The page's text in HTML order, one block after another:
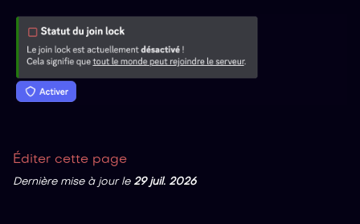
Éditer cette page
Dernière mise à jourle 29 juil. 2026